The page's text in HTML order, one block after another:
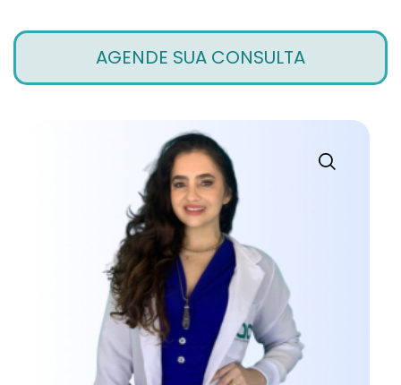
AGENDE SUA CONSULTA